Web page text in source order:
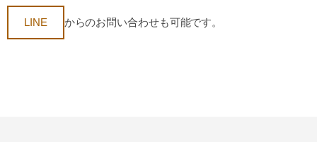
LINE からのお問い合わせも可能です。